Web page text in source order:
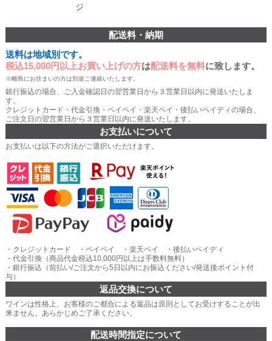
ジ
配送料・納期
送料は地域別です。
税込15,000円以上お買い上げの方は配送料を無料に致します。
※離島にお住まいの方は別途ご連絡いたします。
銀行振込の場合、ご入金確認日の翌営業日から３営業日以内に発送いたしま
す。
クレジットカード・代金引換・ペイペイ・楽天ペイ・後払いペイディの場合、
ご注文日の翌営業日から３営業日以内に発送いたします。
お支払いについて
お支払いは以下の方法がご選択いただけます。
・クレジットカード ・ペイペイ ・楽天ペイ ・後払いペイディ
・代金引換（商品代金税込10,000円以上は手数料無料）
・銀行振込（前払い/ご注文から5日以内にお振込ください/発送後ポイント付
与）
返品交換について
ワインは性格上、お客様のご都合による返品は原則としてお受けすることが出
来ません。あらかじめご了承ください。
配送時間指定について